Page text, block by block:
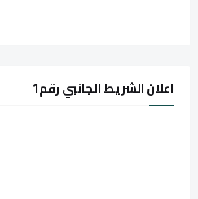
اعلان الشريط الجانبي رقم1